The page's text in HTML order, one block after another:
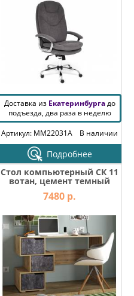
Доставка из Екатеринбургадо
подъезда, два раза в неделю
Артикул: MM22031A
В наличии
Подробнее
Стол компьютерный СК 11
вотан, цемент темный
7480 р.